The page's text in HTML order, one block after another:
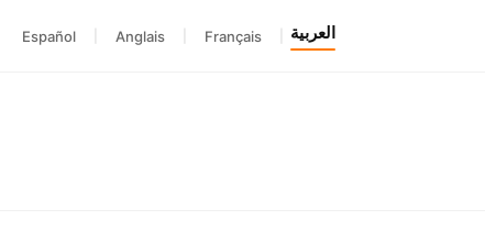
العربية Français
Anglais
Español